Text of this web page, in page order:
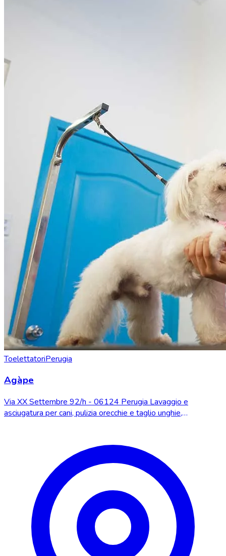
ToelettatoriPerugia
Agàpe
Via XX Settembre 92/h - 06124 Perugia Lavaggio e
asciugatura per cani, pulizia orecchie e taglio unghie,